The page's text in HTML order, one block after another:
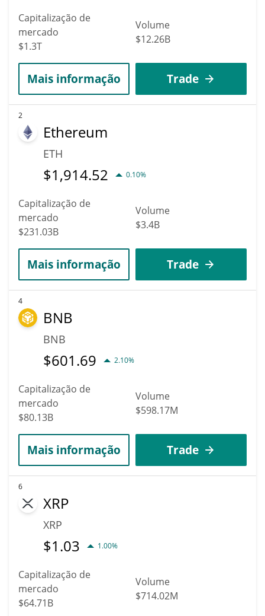
Capitalização de
mercado
$1.3T
Volume
$12.26B
Mais informação Trade
2
Ethereum
ETH
$1,914.52 0.10%
Capitalização de
mercado
$231.03B
Volume
$3.4B
Mais informação Trade
4
BNB
BNB
$601.69 2.10%
Capitalização de
mercado
$80.13B
Volume
$598.17M
Mais informação Trade
6
XRP
XRP
$1.03 1.00%
Capitalização de
mercado
$64.71B
Volume
$714.02M